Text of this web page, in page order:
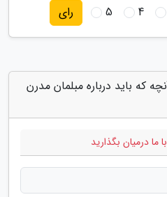
4
5 رای
که باید درباره مبلمان مدرن
ما درمیان بگذارید